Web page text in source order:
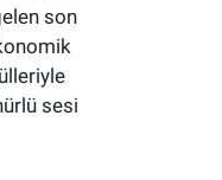
son
sesi